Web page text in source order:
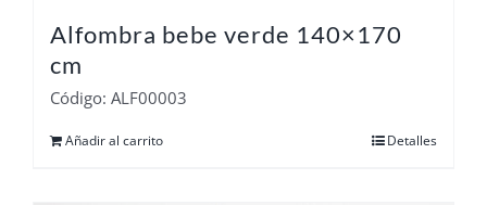
Alfombra bebe verde 140×170
cm
Código: ALF00003
Añadir al carrito Detalles